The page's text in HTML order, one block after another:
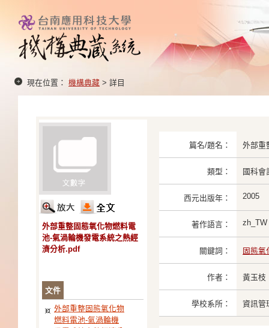
現在位置： 機構典藏 > 詳目
外部重整固態氧化物燃料電
池-氣渦輪機發電系統之熱經
濟分析.pdf
文件
外部重整固態氧化物
燃料電池-氣渦輪機
篇名/題名： 外部重
類型： 國科會
西元出版年： 2005
著作語言： zh_TW
關鍵詞： 固態氧
作者： 黃玉枝
學校系所： 資訊管